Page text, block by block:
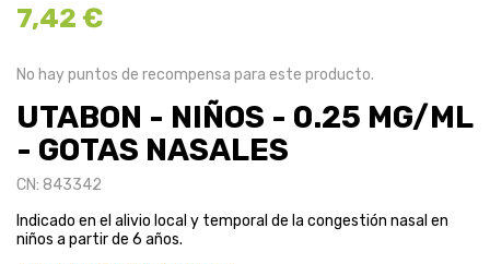
7,42 €
No hay puntos de recompensa para este producto.
UTABON - NIÑOS - 0.25 MG/ML
- GOTAS NASALES
CN: 843342
Indicado en el alivio local y temporal de la congestión nasal en
niños a partir de 6 años.